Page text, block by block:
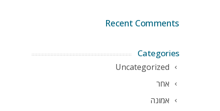
Recent Comments
Categories
Uncategorized
אחר
אמונה